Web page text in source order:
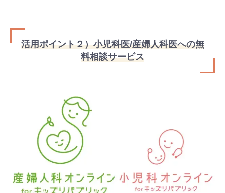
活用ポイント２）小児科医/産婦人科医への無
料相談サービス